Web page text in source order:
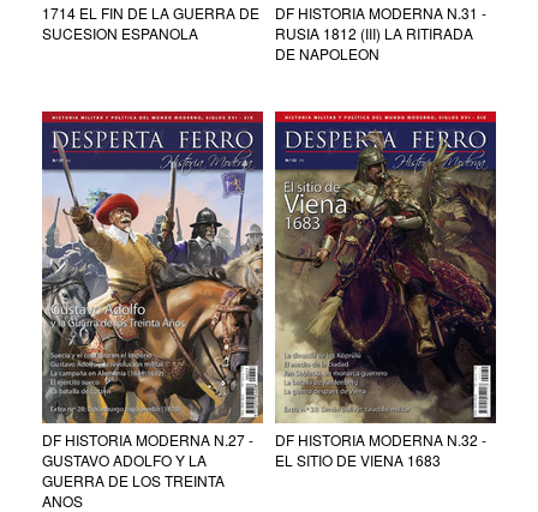
1714 EL FIN DE LA GUERRA DE
SUCESION ESPANOLA
DF HISTORIA MODERNA N.31 -
RUSIA 1812 (III) LA RITIRADA
DE NAPOLEON
DF HISTORIA MODERNA N.27 -
GUSTAVO ADOLFO Y LA
GUERRA DE LOS TREINTA
ANOS
DF HISTORIA MODERNA N.32 -
EL SITIO DE VIENA 1683